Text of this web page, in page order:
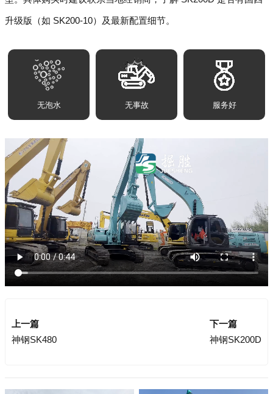
升级版（如 SK200-10）及最新配置细节。
无泡水 无事故 服务好
上一篇
神钢SK480
下一篇
神钢SK200D